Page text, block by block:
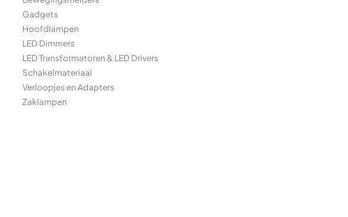
Gadgets
Hoofdlampen
LED Dimmers
LED Transformatoren & LED Drivers
Schakelmateriaal
Verloopjes en Adapters
Zaklampen